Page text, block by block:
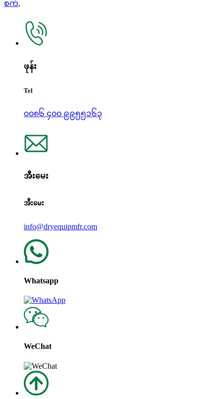
စက်,
ဖုန်း
Tel
၀၀၈၆ ၄၀၀ ၉၉၅၅၁၆၃
အီးမေး
အီးမေး
info@dryequipmfr.com
Whatsapp
WeChat